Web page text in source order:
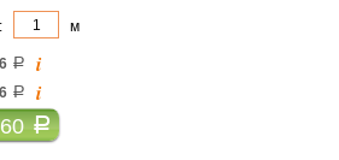
м
a i
a i
a